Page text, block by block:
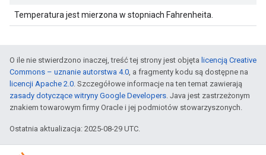
Temperatura jest mierzona w stopniach Fahrenheita.
O ile nie stwierdzono inaczej, treść tej strony jest objęta licencją Creative
Commons – uznanie autorstwa 4.0, a fragmenty kodu są dostępne na
licencji Apache 2.0. Szczegółowe informacje na ten temat zawierają
zasady dotyczące witryny Google Developers. Java jest zastrzeżonym
znakiem towarowym firmy Oracle i jej podmiotów stowarzyszonych.
Ostatnia aktualizacja: 2025-08-29 UTC.